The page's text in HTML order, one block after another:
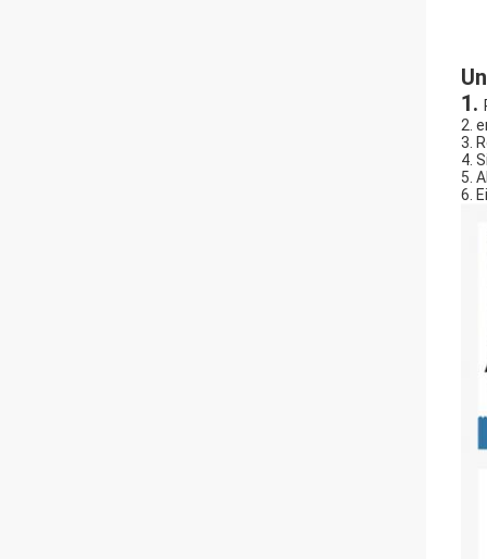
1.
2.
3.
4.
5.
6.